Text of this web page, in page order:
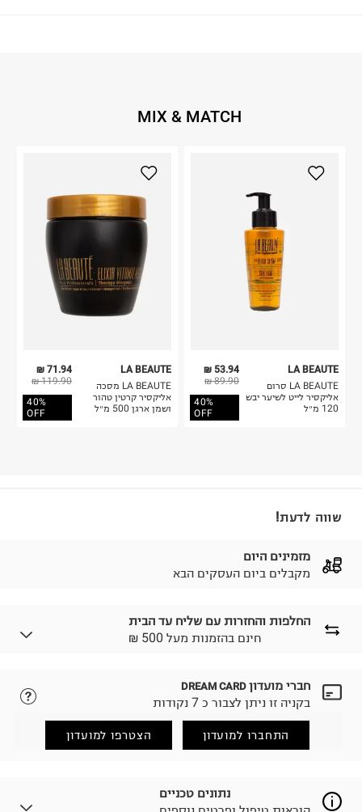
MIX & MATCH
71.94 ₪
119.90 ₪
40%
OFF
LA BEAUTE
LA BEAUTE מסכה
אליקסיר קרטין טהור
ושמן ארגן 500 מ״ל
53.94 ₪
89.90 ₪
40%
OFF
LA BEAUTE
LA BEAUTE סרום
אליקסיר לייט לשיער יבש
120 מ״ל
שווה לדעת!
מזמינים היום
מקבלים ביום העסקים הבא
החלפות והחזרות עם שליח עד הבית
₪ חינם בהזמנות מעל 500
לבחירת בשיטת המשלוח המתאימה לכם,
הזמנתם והתחרטתם?
(במקום ב-19.9 ₪) לזמן מוגבל! חינם בהזמנות מעל 500 ₪.
למידע נא ללחוץ כאן
.
חברי מועדון DREAM CARD
בקניה זו ניתן לצבור כ 7 נקודות
התחברו למועדון הצטרפו למועדון
נתונים טכניים